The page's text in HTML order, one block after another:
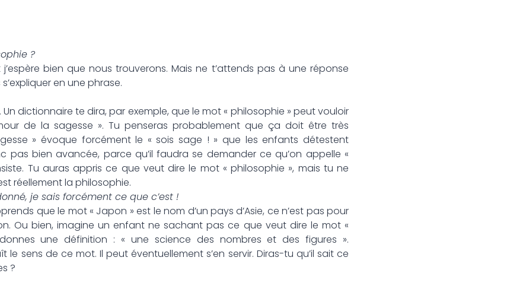
?
bien que nous trouverons. Mais ne t’attends pas à une réponse
en une phrase.
Un dictionnaire te dira, par exemple, que le mot « philosophie » peut vouloir
de la sagesse ». Tu penseras probablement que ça doit être très
» évoque forcément le « sois sage ! » que les enfants détestent
pas bien avancée, parce qu’il faudra se demander ce qu’on appelle «
Tu auras appris ce que veut dire le mot « philosophie », mais tu ne
réellement la philosophie.
je sais forcément ce que c’est !
que le mot « Japon » est le nom d’un pays d’Asie, ce n’est pas pour
Ou bien, imagine un enfant ne sachant pas ce que veut dire le mot «
une définition : « une science des nombres et des figures ».
le sens de ce mot. Il peut éventuellement s’en servir. Diras-tu qu’il sait ce
?